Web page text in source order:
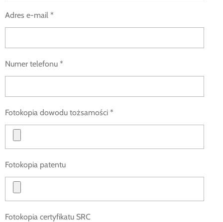
Adres e-mail *
Numer telefonu *
Fotokopia dowodu tożsamości *
Fotokopia patentu
Fotokopia certyfikatu SRC